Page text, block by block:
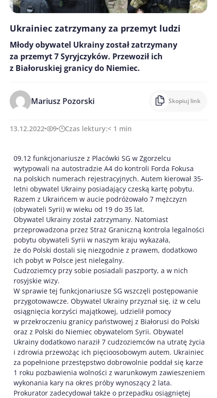
Ukrainiec zatrzymany za przemyt ludzi
Młody obywatel Ukrainy został zatrzymany
za przemyt 7 Syryjczyków. Przewoził ich
z Białoruskiej granicy do Niemiec.
Mariusz Pozorski Skopiuj link
13.12.2022 9 Czas lektury:< 1 min
09.12 funkcjonariusze z Placówki SG w Zgorzelcu
wytypowali na autostradzie A4 do kontroli Forda Fokusa
na polskich numerach rejestracyjnych. Autem kierował 35-
letni obywatel Ukrainy posiadający czeską kartę pobytu.
Razem z Ukraińcem w aucie podróżowało 7 mężczyzn
(obywateli Syrii) w wieku od 19 do 35 lat.
Obywatel Ukrainy został zatrzymany. Natomiast
przeprowadzona przez Straż Graniczną kontrola legalności
pobytu obywateli Syrii w naszym kraju wykazała,
że do Polski dostali się niezgodnie z prawem, dodatkowo
ich pobyt w Polsce jest nielegalny.
Cudzoziemcy przy sobie posiadali paszporty, a w nich
rosyjskie wizy.
W sprawie tej funkcjonariusze SG wszczęli postępowanie
przygotowawcze. Obywatel Ukrainy przyznał się, iż w celu
osiągnięcia korzyści majątkowej, udzielił pomocy
w przekroczeniu granicy państwowej z Białorusi do Polski
oraz z Polski do Niemiec obywatelom Syrii. Obywatel
Ukrainy dodatkowo naraził 7 cudzoziemców na utratę życia
i zdrowia przewożąc ich pięcioosobowym autem. Ukrainiec
za popełnione przestępstwo dobrowolnie poddał się karze
1 roku pozbawienia wolności z warunkowym zawieszeniem
wykonania kary na okres próby wynoszący 2 lata.
Prokurator zadecydował także o przepadku osiągniętej